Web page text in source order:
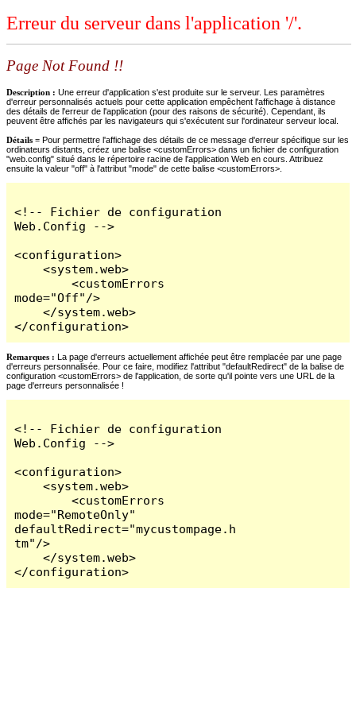
Erreur du serveur dans l'application '/'.
Page Not Found !!
Description : Une erreur d'application s'est produite sur le serveur. Les paramètres
d'erreur personnalisés actuels pour cette application empêchent l'affichage à distance
des détails de l'erreur de l'application (pour des raisons de sécurité). Cependant, ils
peuvent être affichés par les navigateurs qui s'exécutent sur l'ordinateur serveur local.
Détails = Pour permettre l'affichage des détails de ce message d'erreur spécifique sur les
ordinateurs distants, créez une balise <customErrors> dans un fichier de configuration
"web.config" situé dans le répertoire racine de l'application Web en cours. Attribuez
ensuite la valeur "off" à l'attribut "mode" de cette balise <customErrors>.
<!-- Fichier de configuration
Web.Config -->
<configuration>
    <system.web>
        <customErrors
mode="Off"/>
    </system.web>
</configuration>
Remarques : La page d'erreurs actuellement affichée peut être remplacée par une page
d'erreurs personnalisée. Pour ce faire, modifiez l'attribut "defaultRedirect" de la balise de
configuration <customErrors> de l'application, de sorte qu'il pointe vers une URL de la
page d'erreurs personnalisée !
<!-- Fichier de configuration
Web.Config -->
<configuration>
    <system.web>
        <customErrors
mode="RemoteOnly"
defaultRedirect="mycustompage.h
tm"/>
    </system.web>
</configuration>